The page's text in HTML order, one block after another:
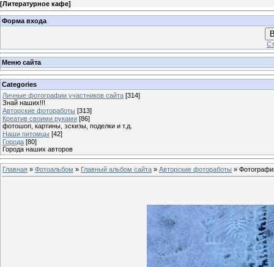
[Литературное кафе]
Форма входа
Меню сайта
Categories
Личные фотографии участников сайта [314]
Знай наших!!!
Авторские фотоработы [313]
Креатив своими руками [86]
фотошоп, картины, эскизы, поделки и т.д.
Наши питомцы [42]
Города [80]
Города наших авторов
Главная » Фотоальбом » Главный альбом сайта » Авторские фотоработы »